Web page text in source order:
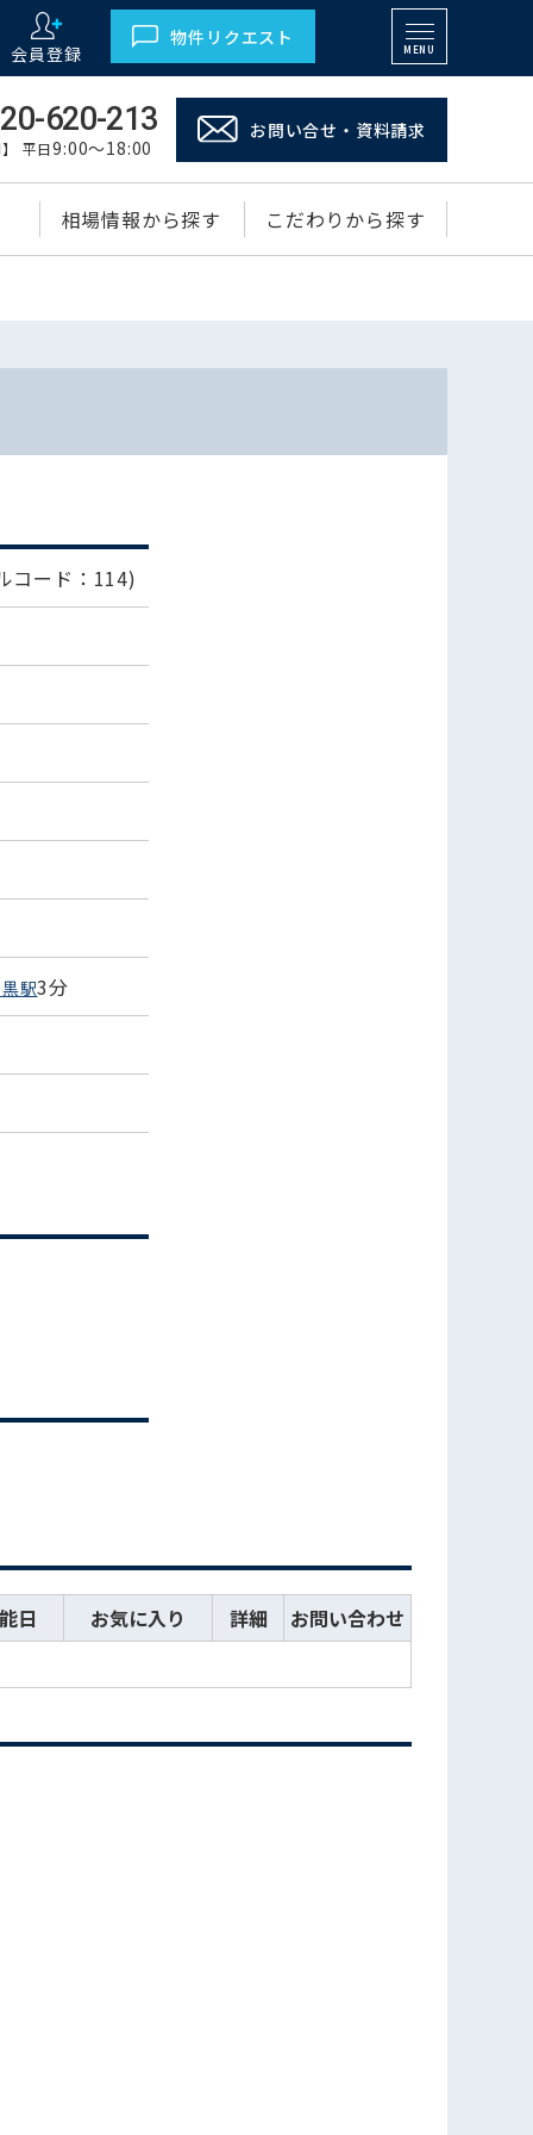
会員登録
物件リクエスト
MENU
620-213
平日9:00～18:00
お問い合せ・資料請求
相場情報から探す こだわりから探す
コード：114)
駅3分
日 お気に入り 詳細 お問い合わせ